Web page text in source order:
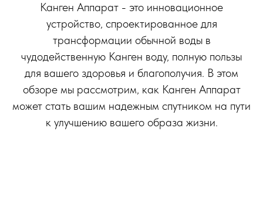
Канген Аппарат - это инновационное
устройство, спроектированное для
трансформации обычной воды в
чудодейственную Канген воду, полную пользы
для вашего здоровья и благополучия. В этом
обзоре мы рассмотрим, как Канген Аппарат
может стать вашим надежным спутником на пути
к улучшению вашего образа жизни.